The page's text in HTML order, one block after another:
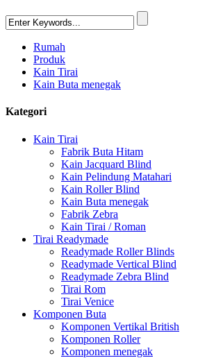
Rumah
Produk
Kain Tirai
Kain Buta menegak
Kategori
Kain Tirai
Fabrik Buta Hitam
Kain Jacquard Blind
Kain Pelindung Matahari
Kain Roller Blind
Kain Buta menegak
Fabrik Zebra
Kain Tirai / Roman
Tirai Readymade
Readymade Roller Blinds
Readymade Vertical Blind
Readymade Zebra Blind
Tirai Rom
Tirai Venice
Komponen Buta
Komponen Vertikal British
Komponen Roller
Komponen menegak